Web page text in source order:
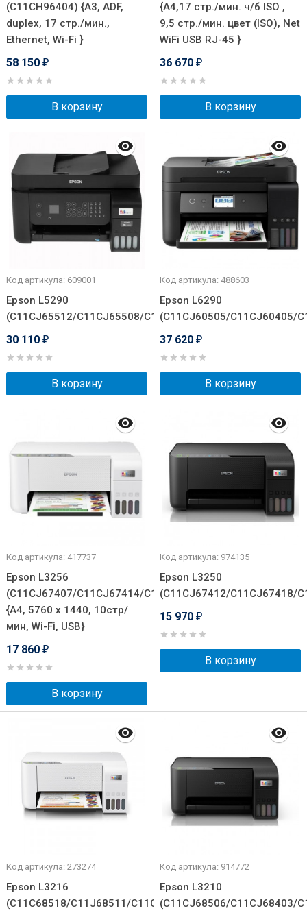
(C11CH96404) {A3, ADF,
duplex, 17 стр./мин.,
Ethernet, Wi-Fi }
58 150 ₽
В корзину
{A4,17 стр./мин. ч/б ISO ,
9,5 стр./мин. цвет (ISO), Net
WiFi USB RJ-45 }
36 670 ₽
В корзину
Код артикула: 609001
Epson L5290
(C11CJ65512/C11CJ65508/C11CJ65409/C11CJ65409)
30 110 ₽
В корзину
Код артикула: 488603
Epson L6290
(C11CJ60505/C11CJ60405/
37 620 ₽
В корзину
Код артикула: 417737
Epson L3256
(C11CJ67407/C11CJ67414/C11CJ67421/C11CJ67519/
{А4, 5760 х 1440, 10стр/
мин, Wi-Fi, USB}
17 860 ₽
В корзину
Код артикула: 974135
Epson L3250
(C11CJ67412/C11CJ67418/
15 970 ₽
В корзину
Код артикула: 273274
Epson L3216
(C11C68518/C11J68511/C11CJ68502)
Код артикула: 914772
Epson L3210
(C11CJ68506/C11CJ68403/